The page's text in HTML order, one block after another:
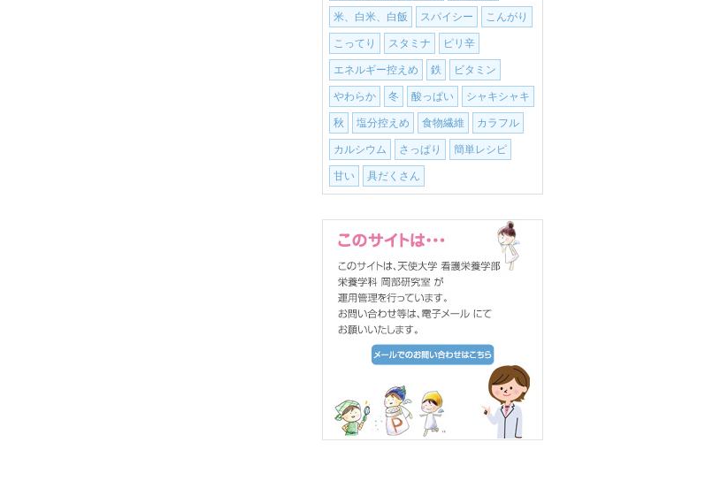
米、白米、白飯 スパイシー こんがり
こってり スタミナ ピリ辛
エネルギー控えめ 鉄 ビタミン
やわらか 冬 酸っぱい シャキシャキ
秋 塩分控えめ 食物繊維 カラフル
カルシウム さっぱり 簡単レシピ
甘い 具だくさん